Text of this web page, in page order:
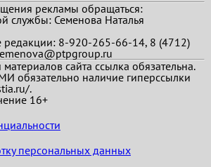
рекламы обращаться:
службы: Семенова Наталья
редакции: 8-920-265-66-14, 8 (4712)
сайта ссылка обязательна.
обязательно наличие гиперссылки
.
16+
персональных данных